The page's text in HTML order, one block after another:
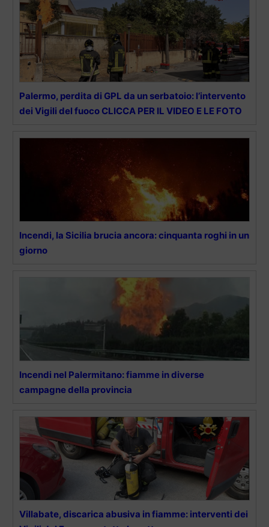
Palermo, perdita di GPL da un serbatoio: l’intervento
dei Vigili del fuoco CLICCA PER IL VIDEO E LE FOTO
Incendi, la Sicilia brucia ancora: cinquanta roghi in un
giorno
Incendi nel Palermitano: fiamme in diverse
campagne della provincia
Villabate, discarica abusiva in fiamme: interventi dei